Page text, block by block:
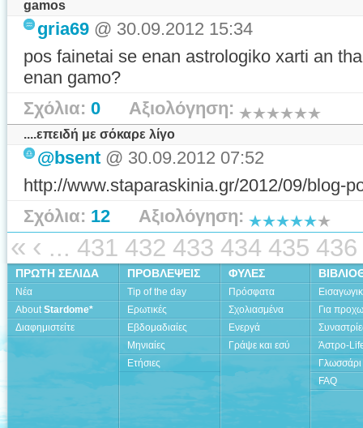
gamos
gria69 @ 30.09.2012 15:34
pos fainetai se enan astrologiko xarti an
enan gamo?
Σχόλια: 0 Αξιολόγηση:
....επειδή με σόκαρε λίγο
@bsent @ 30.09.2012 07:52
http://www.staparaskinia.gr/2012/09/blog-
Σχόλια: 12 Αξιολόγηση:
« ‹ ... 431 432 433 434 435 436
ΠΡΩΤΗ ΣΕΛΙΔΑ
Νέα
AboutStardome*
Διαφημιστείτε
ΠΡΟΒΛΕΨΕΙΣ
Tip of the day
Ερωτικές
Εβδομαδιαίες
Μηνιαίες
Ετήσιες
ΦΥΛΕΣ
Πρόσφατα
Σχολιασμένα
Ενεργά
Γράψε και εσύ
Για
Άστρο-
Γλωσσάρι
FAQ